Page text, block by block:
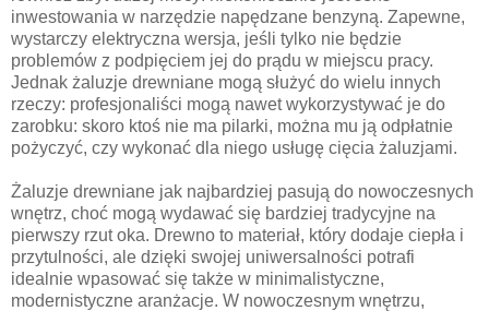
inwestowania w narzędzie napędzane benzyną. Zapewne,
wystarczy elektryczna wersja, jeśli tylko nie będzie
problemów z podpięciem jej do prądu w miejscu pracy.
Jednak żaluzje drewniane mogą służyć do wielu innych
rzeczy: profesjonaliści mogą nawet wykorzystywać je do
zarobku: skoro ktoś nie ma pilarki, można mu ją odpłatnie
pożyczyć, czy wykonać dla niego usługę cięcia żaluzjami.
Żaluzje drewniane jak najbardziej pasują do nowoczesnych
wnętrz, choć mogą wydawać się bardziej tradycyjne na
pierwszy rzut oka. Drewno to materiał, który dodaje ciepła i
przytulności, ale dzięki swojej uniwersalności potrafi
idealnie wpasować się także w minimalistyczne,
modernistyczne aranżacje. W nowoczesnym wnętrzu,